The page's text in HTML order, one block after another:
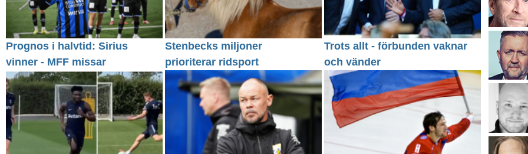
Prognos i halvtid: Sirius
vinner - MFF missar
Stenbecks miljoner
prioriterar ridsport
Trots allt - förbunden vaknar
och vänder